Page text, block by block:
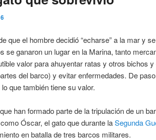
que el hombre decidió “echarse” a la mar y
se ganaron un lugar en la Marina, tanto
valor para ahuyentar ratas y otros bichos
del barco) y evitar enfermedades. De
que también tiene su valor.
han formado parte de la tripulación de un
Óscar, el gato que durante laSegunda
en batalla de tres barcos militares.